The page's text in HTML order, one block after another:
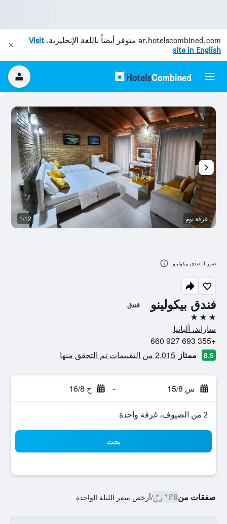
ar.hotelscombined.com متوفر أيضاً باللغة الإنجليزية.Visit
site in English
فندق بيكولينو فندق
3 نجوم
ساراند، ألبانيا
+355 693 927 660
8.5 ممتاز 2,015 من التقييمات تم التحقق منها
س 15/8 - ح 16/8
2 من الضيوف، غرفة واحدة
بحث
صفقات من188 ﷼ /أرخص سعر الليلة الواحدة
غرفة نوم 1/12
صور لـ فندق بيكولينو